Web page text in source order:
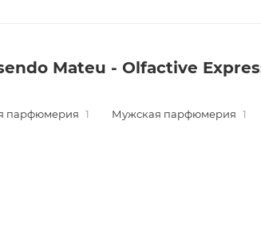
Mateu - Olfactive
парфюмерия 1 Мужская парфюмерия 1